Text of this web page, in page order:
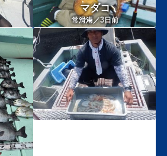
マダコ
常滑港／3日前